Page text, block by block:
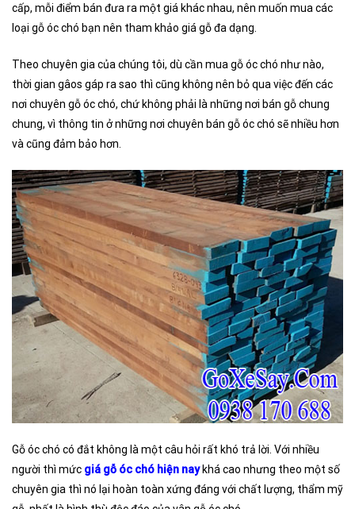
cấp, mỗi điểm bán đưa ra một giá khác nhau, nên muốn mua các
loại gỗ óc chó bạn nên tham khảo giá gỗ đa dạng.
Theo chuyên gia của chúng tôi, dù cần mua gỗ óc chó như nào,
thời gian gâos gáp ra sao thì cũng không nên bỏ qua việc đến các
nơi chuyên gỗ óc chó, chứ không phải là những nơi bán gỗ chung
chung, vì thông tin ở những nơi chuyên bán gỗ óc chó sẽ nhiều hơn
và cũng đảm bảo hơn.
Gỗ óc chó có đắt không là một câu hỏi rất khó trả lời. Với nhiều
người thì mức giá gỗ óc chó hiện naykhá cao nhưng theo một số
chuyên gia thì nó lại hoàn toàn xứng đáng với chất lượng, thẩm mỹ